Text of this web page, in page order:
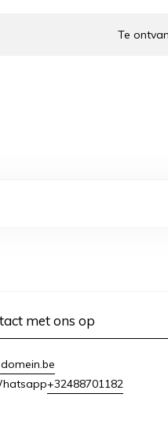
Te
met ons op
+32488701182